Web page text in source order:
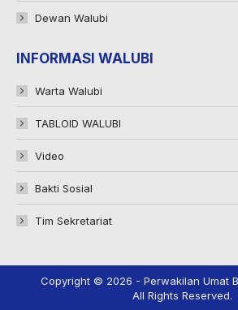
Dewan Walubi
INFORMASI WALUBI
Warta Walubi
TABLOID WALUBI
Video
Bakti Sosial
Tim Sekretariat
Copyright © 2026 - Perwakilan Umat
All Rights Reserved.